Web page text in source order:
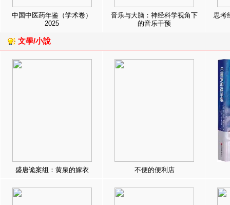
中国中医药年鉴（学术卷）
2025
音乐与大脑：神经科学视角下
的音乐干预
思考
文學/小說
盛唐诡案组：黄泉的嫁衣 不便的便利店